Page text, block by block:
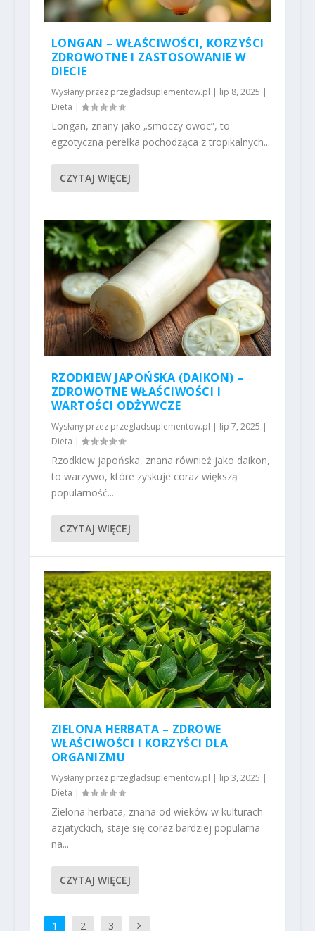
LONGAN – WŁAŚCIWOŚCI, KORZYŚCI
ZDROWOTNE I ZASTOSOWANIE W
DIECIE
Wysłany przez przegladsuplementow.pl | lip 8, 2025 |
Dieta |
Longan, znany jako „smoczy owoc”, to
egzotyczna perełka pochodząca z tropikalnych...
CZYTAJ WIĘCEJ
RZODKIEW JAPOŃSKA (DAIKON) –
ZDROWOTNE WŁAŚCIWOŚCI I
WARTOŚCI ODŻYWCZE
Wysłany przez przegladsuplementow.pl | lip 7, 2025 |
Dieta |
Rzodkiew japońska, znana również jako daikon,
to warzywo, które zyskuje coraz większą
popularność...
CZYTAJ WIĘCEJ
ZIELONA HERBATA – ZDROWE
WŁAŚCIWOŚCI I KORZYŚCI DLA
ORGANIZMU
Wysłany przez przegladsuplementow.pl | lip 3, 2025 |
Dieta |
Zielona herbata, znana od wieków w kulturach
azjatyckich, staje się coraz bardziej popularna
na...
CZYTAJ WIĘCEJ
1 2 3